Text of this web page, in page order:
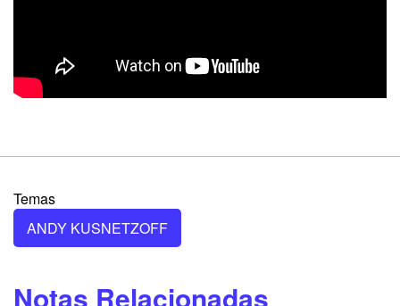
Temas
ANDY KUSNETZOFF
Notas Relacionadas